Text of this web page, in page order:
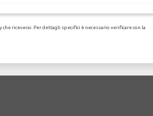
riceverai. Per dettagli specifici è necessario verificare con la